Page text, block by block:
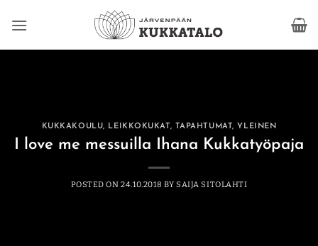
KUKKAKOULU, LEIKKOKUKAT , TAPAHTUMAT, YLEINEN
I love me messuilla Ihana Kukkatyöpaja
POSTED ON24.10.2018 BYSAIJA SITOLAHTI